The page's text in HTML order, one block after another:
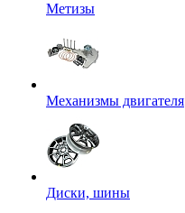
Метизы
Механизмы двигателя
Диски, шины